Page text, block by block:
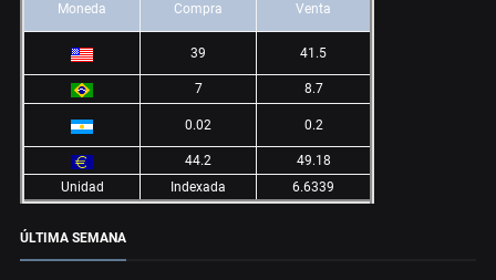
Moneda Compra Venta
39 41.5
7 8.7
0.02 0.2
44.2
49.18
Unidad
Indexada 6.6339
ÚLTIMA SEMANA